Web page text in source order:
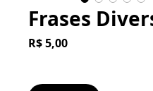
Frases
R$ 5,00Preço